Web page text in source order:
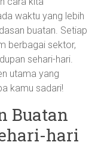
waktu yang lebih
buatan. Setiap
berbagai sektor,
sehari-hari.
utama yang
kamu sadari!
Buatan
hari